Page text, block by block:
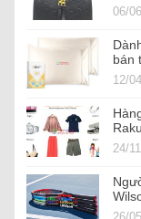
06/
bán
12/
24/